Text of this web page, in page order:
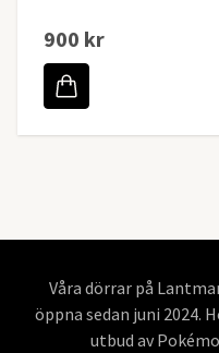
900 kr
Våra dörrar på
öppna sedan juni 2024.
utbud av